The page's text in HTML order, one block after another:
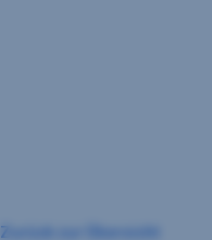
Zurück zur Übersicht